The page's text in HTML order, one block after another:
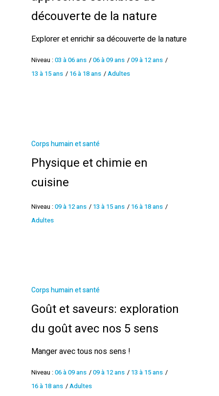
découverte de la nature
Explorer et enrichir sa découverte de la nature
Niveau :03 à 06 ans /06 à 09 ans /09 à 12 ans /
13 à 15 ans / 16 à 18 ans /Adultes
Corps humain et santé
Physique et chimie en
cuisine
Niveau :09 à 12 ans / 13 à 15 ans / 16 à 18 ans /
Adultes
Corps humain et santé
Goût et saveurs: exploration
du goût avec nos 5 sens
Manger avec tous nos sens !
Niveau :06 à 09 ans /09 à 12 ans / 13 à 15 ans /
16 à 18 ans /Adultes